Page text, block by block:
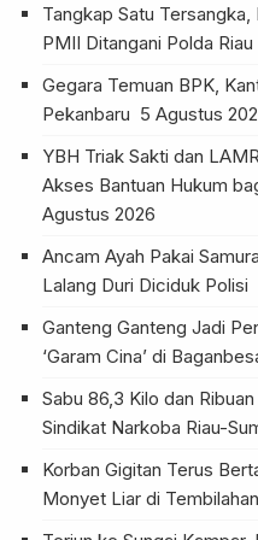
Tangkap Satu
PMII Ditangani Polda Riau
Gegara Temuan BPK,
Pekanbaru 5 Agustus
YBH Triak Sakti dan
Akses Bantuan Hukum
Agustus 2026
Ancam Ayah Pakai
Lalang Duri Diciduk Polisi
Ganteng Ganteng Jadi
‘Garam Cina’ di
Sabu 86,3 Kilo dan
Sindikat Narkoba Riau-
Korban Gigitan Terus
Monyet Liar di Tembilahan